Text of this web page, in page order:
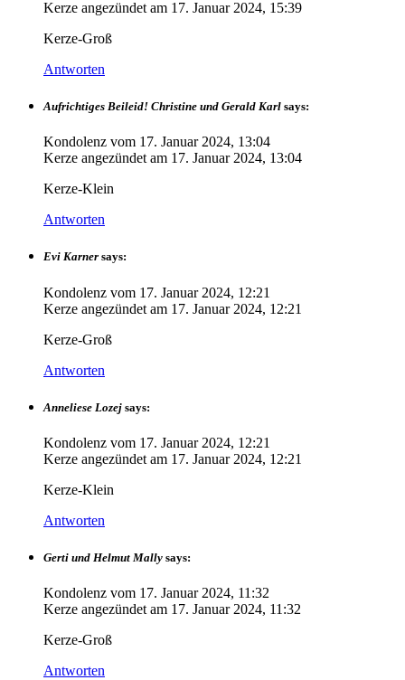
Kerze angezündet am 17. Januar 2024, 15:39
Kerze-Groß
Antworten
Aufrichtiges Beileid! Christine und Gerald Karl says:
Kondolenz vom 17. Januar 2024, 13:04
Kerze angezündet am 17. Januar 2024, 13:04
Kerze-Klein
Antworten
Evi Karner says:
Kondolenz vom 17. Januar 2024, 12:21
Kerze angezündet am 17. Januar 2024, 12:21
Kerze-Groß
Antworten
Anneliese Lozej says:
Kondolenz vom 17. Januar 2024, 12:21
Kerze angezündet am 17. Januar 2024, 12:21
Kerze-Klein
Antworten
Gerti und Helmut Mally says:
Kondolenz vom 17. Januar 2024, 11:32
Kerze angezündet am 17. Januar 2024, 11:32
Kerze-Groß
Antworten